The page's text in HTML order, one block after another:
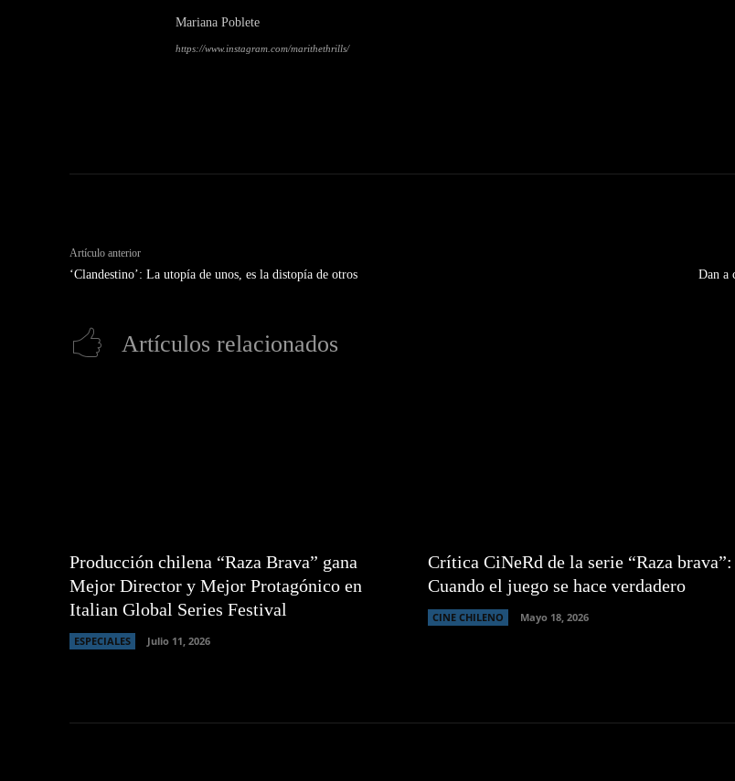
Mariana Poblete
https://www.instagram.com/marithethrills/
Artículo anterior
‘Clandestino’: La utopía de unos, es la distopía de otros Dan a
Artículos relacionados
Producción chilena “Raza Brava” gana
Mejor Director y Mejor Protagónico en
Italian Global Series Festival
ESPECIALES Julio 11, 2026
Crítica CiNeRd de la serie “Raza brava”:
Cuando el juego se hace verdadero
CINE CHILENO Mayo 18, 2026